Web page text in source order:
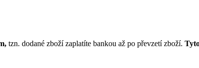
tzn. dodané zboží zaplatíte bankou až po převzetí zboží.